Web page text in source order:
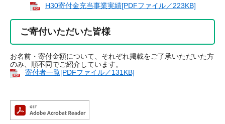
H30寄付金充当事業実績[PDFファイル／223KB]
ご寄付いただいた皆様
お名前・寄付金額について、それぞれ掲載をご了承いただいた方
のみ、順不同でご紹介しています。
寄付者一覧[PDFファイル／131KB]